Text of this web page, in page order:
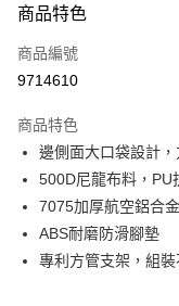
3 期 0 利率 每期
合作金庫商業銀行
上海商業儲蓄銀行
臺灣中小企業銀行
匯豐（台灣）商業銀行
聯邦商業銀行
元大商業銀行
玉山商業銀行
台灣樂天信用卡公司
超商取貨付款
LINE Pay
Apple Pay
ATM付款
運送方式
全家取貨付款
商品特色
商品編號
9714610
商品特色
邊側面大口袋設計
500D尼龍布料，PU
7075加厚航空鋁合
ABS耐磨防滑腳墊
專利方管支架，組